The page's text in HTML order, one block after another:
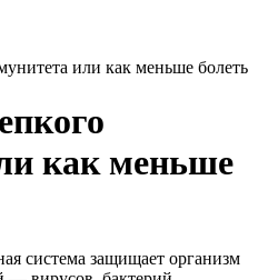
или как меньше болеть
как меньше
система защищает организм